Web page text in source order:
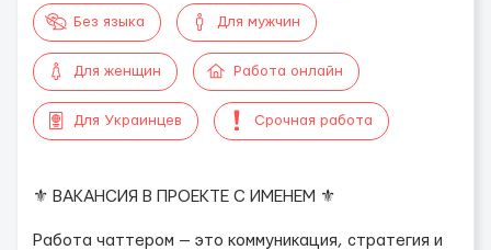
Без языка Для мужчин
Для женщин Работа онлайн
Для Украинцев Срочная работа
⚜️ ВАКАНСИЯ В ПРОЕКТЕ С ИМЕНЕМ ⚜️
Работа чаттером — это коммуникация, стратегия и